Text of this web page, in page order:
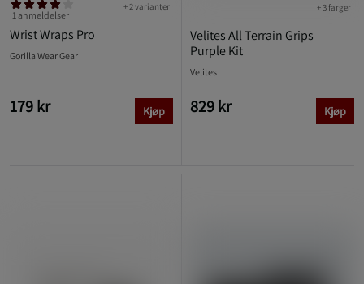
Wrist Wraps Pro
+ 2 varianter
1 anmeldelser
Gorilla Wear Gear
179 kr Kjøp
Velites All Terrain Grips
Purple Kit
+ 3 farger
Velites
829 kr Kjøp